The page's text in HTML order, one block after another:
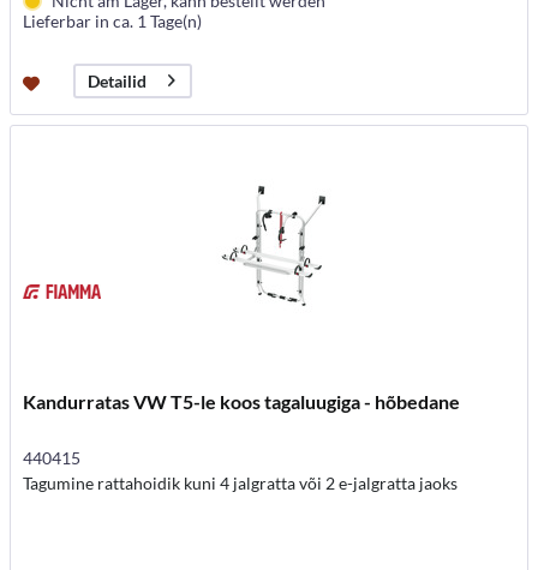
Lieferbar in ca. 1 Tage(n)
Detailid
Kandurratas VW T5-le koos tagaluugiga - hõbedane
440415
Tagumine rattahoidik kuni 4 jalgratta või 2 e-jalgratta jaoks